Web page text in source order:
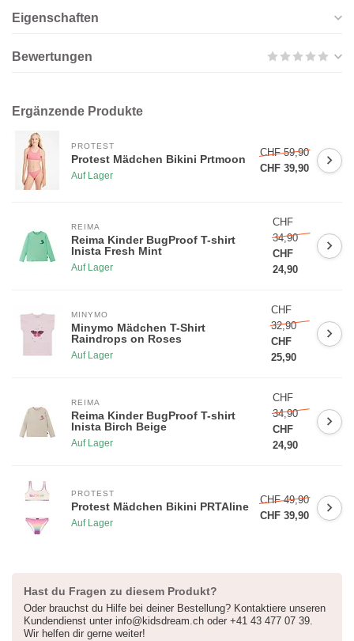
Eigenschaften
Bewertungen
Ergänzende Produkte
PROTEST
Protest Mädchen Bikini Prtmoon
Auf Lager
CHF 59,90
CHF 39,90
REIMA
Reima Kinder BugProof T-shirt
Inista Fresh Mint
Auf Lager
CHF
34,90
CHF
24,90
MINYMO
Minymo Mädchen T-Shirt
Raindrops on Roses
Auf Lager
CHF
32,90
CHF
25,90
REIMA
Reima Kinder BugProof T-shirt
Inista Birch Beige
Auf Lager
CHF
34,90
CHF
24,90
PROTEST
Protest Mädchen Bikini PRTAline
Auf Lager
CHF 49,90
CHF 39,90
Hast du Fragen zu diesem Produkt?
Oder brauchst du Hilfe bei deiner Bestellung? Kontaktiere unseren
Kundendienst unter info@kidsdream.ch oder +41 43 477 07 39.
Wir helfen dir gerne weiter!
5% RABATT AUF DIE ERSTE
Melde dich für unseren Newsletter an und bleibe über Neuheiten,
Aktionen auf dem laufenden. Zudem erhälst du 5% Rabatt auf
deinen ersten Einkauf!(Rabattcode im Warenkorb eingeben)
anderen Angeboten *